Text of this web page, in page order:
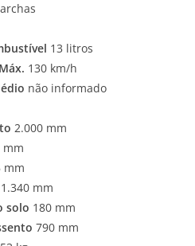
13 litros
130 km/h
não informado
2.000 mm
mm
mm
1.340 mm
solo 180 mm
790 mm